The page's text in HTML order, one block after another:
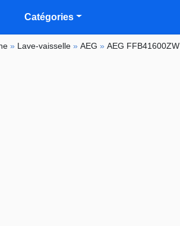
Catégories
» Lave-vaisselle »AEG »AEG FFB41600ZW